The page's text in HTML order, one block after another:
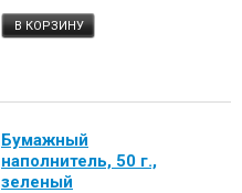
В КОРЗИНУ
Бумажный
наполнитель, 50 г.,
зеленый